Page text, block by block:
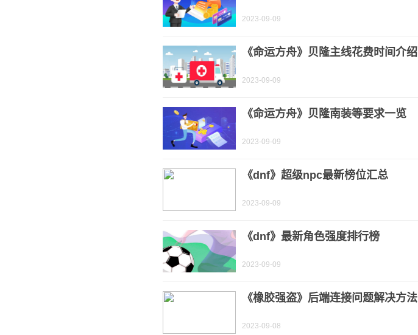
2023-09-09
《命运方舟》贝隆主线花费时间介绍
2023-09-09
《命运方舟》贝隆南装等要求一览
2023-09-09
《dnf》超级npc最新榜位汇总
2023-09-09
《dnf》最新角色强度排行榜
2023-09-09
《橡胶强盗》后端连接问题解决方法
2023-09-08